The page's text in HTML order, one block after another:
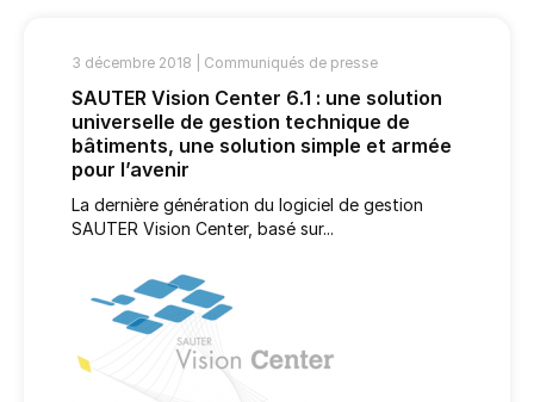
3 décembre 2018 | Communiqués de presse
SAUTER Vision Center 6.1 : une solution
universelle de gestion technique de
bâtiments, une solution simple et armée
pour l’avenir
La dernière génération du logiciel de gestion
SAUTER Vision Center, basé sur...